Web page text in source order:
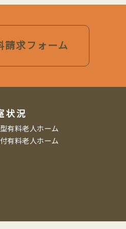
請求フォーム
状況
有料老人ホーム
有料老人ホーム